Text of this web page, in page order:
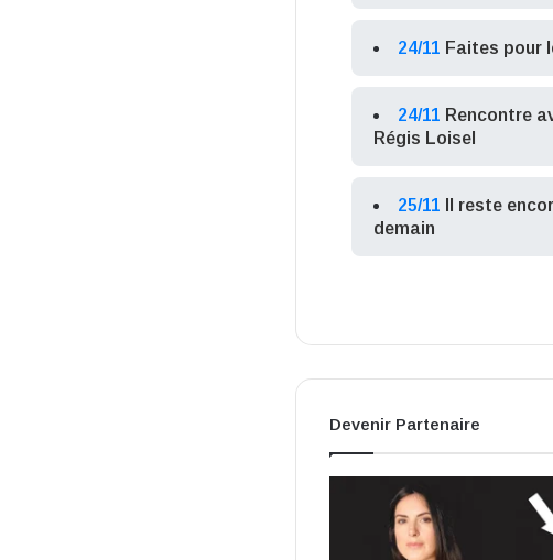
24/11 Faites pour
24/11 Rencontre
Régis Loisel
25/11
Il reste
demain
Devenir Partenaire